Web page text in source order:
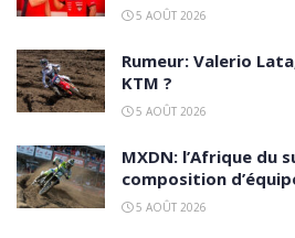
5 AOÛT 2026
Rumeur: Valerio
KTM ?
5 AOÛT 2026
MXDN: l’Afrique du
composition
5 AOÛT 2026